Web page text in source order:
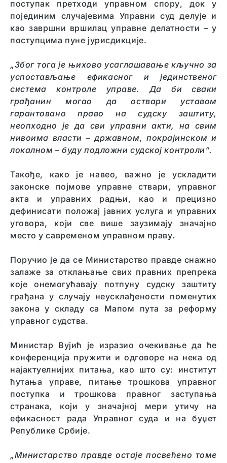
поступак претходи управном спору, док у
појединим случајевима Управни суд делује и
као завршни вршилац управне делатности – у
поступцима пуне јурисдикције.
„Због тога је њихово усаглашавање кључно за
успостављање ефикасног и јединственог
система контроле управе. Да би сваки
грађанин могао да оствари уставом
гарантовано право на судску заштиту,
неопходно је да сви управни акти, на свим
нивоима власти – државном, покрајинском и
локалном – буду подложни судској контроли“.
Такође, како је навео, важно је ускладити
законске појмове управне ствари, управног
акта и управних радњи, као и прецизно
дефинисати положај јавних услуга и управних
уговора, који све више заузимају значајно
место у савременом управном праву.
Поручио је да се Министарство правде снажно
залаже за отклањање свих правних препрека
које онемогућавају потпуну судску заштиту
грађана у случају неусклађености поменутих
закона у складу са Мапом пута за реформу
управног судства.
Министар Вујић је изразио очекивање да ће
конференција пружити и одговоре на нека од
најактуелнијих питања, као што су: институт
ћутања управе, питање трошкова управног
поступка и трошкова правног заступања
странака, који у значајној мери утичу на
ефикасност рада Управног суда и на буџет
Републике Србије.
„Министарство правде остаје посвећено томе